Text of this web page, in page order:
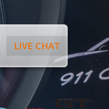
LIVE CHAT